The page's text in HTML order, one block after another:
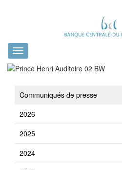
Toggle
navigation
Communiqués de presse
2026
2025
2024